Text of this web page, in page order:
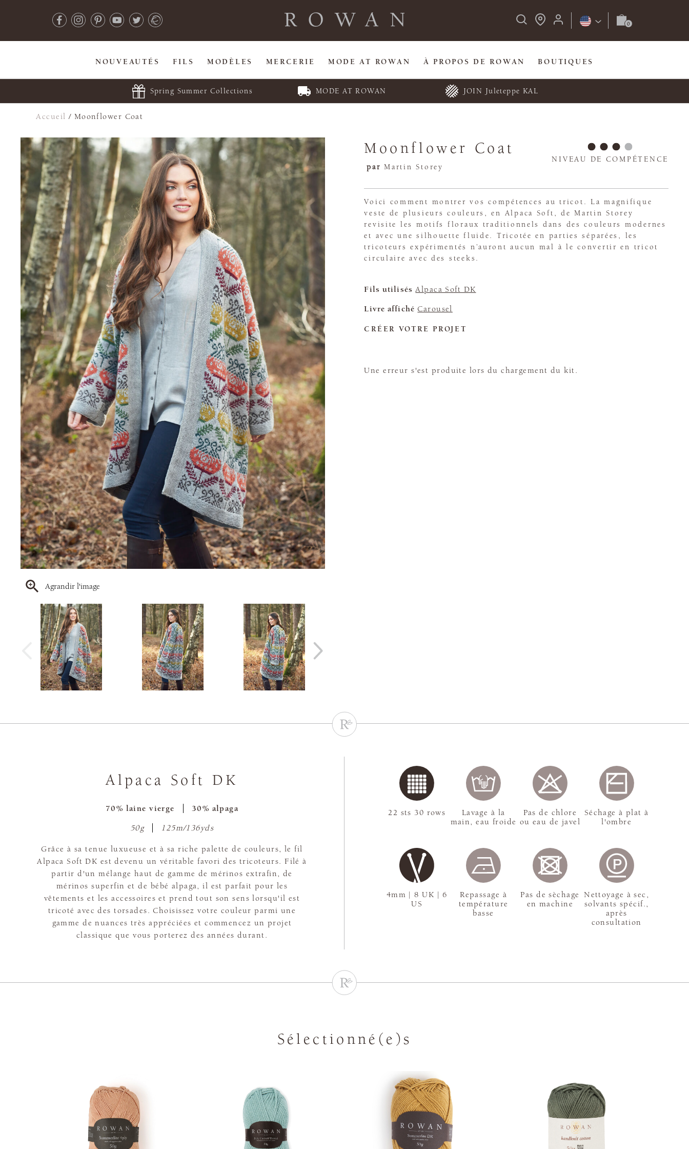
NOUVEAUTÉS FILS MODÈLES MERCERIE MODE AT ROWAN À PROPOS DE ROWAN BOUTIQUES
Spring Summer Collections MODE AT ROWAN JOIN Juleteppe KAL
Accueil / Moonflower Coat
Agrandir l'image
Moonflower Coat
par Martin Storey
NIVEAU DE COMPÉTENCE
Voici comment montrer vos compétences au tricot. La magnifique
veste de plusieurs couleurs, en Alpaca Soft, de Martin Storey
revisite les motifs floraux traditionnels dans des couleurs modernes
et avec une silhouette fluide. Tricotée en parties séparées, les
tricoteurs expérimentés n’auront aucun mal à le convertir en tricot
circulaire avec des steeks.
Fils utilisés Alpaca Soft DK
Livre affiché Carousel
CRÉER VOTRE PROJET
Une erreur s'est produite lors du chargement du kit.
Alpaca Soft DK
70% laine vierge 30% alpaga
50g 125m/136yds
Grâce à sa tenue luxueuse et à sa riche palette de couleurs, le fil
Alpaca Soft DK est devenu un véritable favori des tricoteurs. Filé à
partir d'un mélange haut de gamme de mérinos extrafin, de
mérinos superfin et de bébé alpaga, il est parfait pour les
vêtements et les accessoires et prend tout son sens lorsqu'il est
tricoté avec des torsades. Choisissez votre couleur parmi une
gamme de nuances très appréciées et commencez un projet
classique que vous porterez des années durant.
4mm | 8 UK | 6
US
22 sts 30 rows
Lavage à la
main, eau froide
Pas de chlore
ou eau de javel
Séchage à plat à
l'ombre
Repassage à
température
basse
Pas de sèchage
en machine
Nettoyage à sec,
solvants spécif.,
après
consultation
Sélectionné(e)s